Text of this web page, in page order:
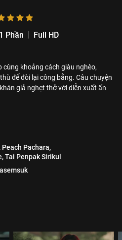
1 Phần
Full HD
cùng khoảng cách giàu nghèo,
để đòi lại công bằng. Câu chuyện
giả nghẹt thở với diễn xuất ấn
Peach Pachara,
Tai Penpak Sirikul